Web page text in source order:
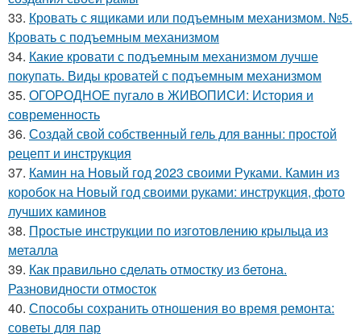
33. Кровать с ящиками или подъемным механизмом. №5.
Кровать с подъемным механизмом
34. Какие кровати с подъемным механизмом лучше
покупать. Виды кроватей с подъемным механизмом
35. ОГОРОДНОЕ пугало в ЖИВОПИСИ: История и
современность
36. Создай свой собственный гель для ванны: простой
рецепт и инструкция
37. Камин на Новый год 2023 своими Руками. Камин из
коробок на Новый год своими руками: инструкция, фото
лучших каминов
38. Простые инструкции по изготовлению крыльца из
металла
39. Как правильно сделать отмостку из бетона.
Разновидности отмосток
40. Способы сохранить отношения во время ремонта:
советы для пар